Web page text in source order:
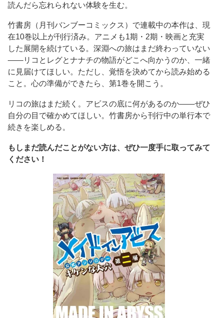
読んだら忘れられない体験を生む。
竹書房（月刊バンブーコミックス）で連載中の本作は、現
在10巻以上が刊行済み。アニメも1期・2期・映画と充実
した展開を続けている。深淵への旅はまだ終わっていない
——リコとレグとナナチの物語がどこへ向かうのか、一緒
に見届けてほしい。ただし、覚悟を決めてから読み始める
こと。心の準備ができたら、第1巻を開こう。
リコの旅はまだ続く。アビスの底に何があるのか——ぜひ
自分の目で確かめてほしい。竹書房から刊行中の単行本で
続きを楽しめる。
もしまだ読んだことがない方は、ぜひ一度手に取ってみて
ください！